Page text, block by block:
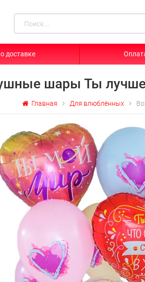
доставке
шары Ты
Главная Для влюблённых